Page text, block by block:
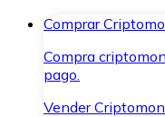
Comprar
Compra
pago.
Vender